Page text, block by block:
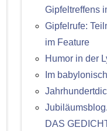
Gipfeltreffens
Gipfelrufe:
im Feature
Humor in der
Im
DAS